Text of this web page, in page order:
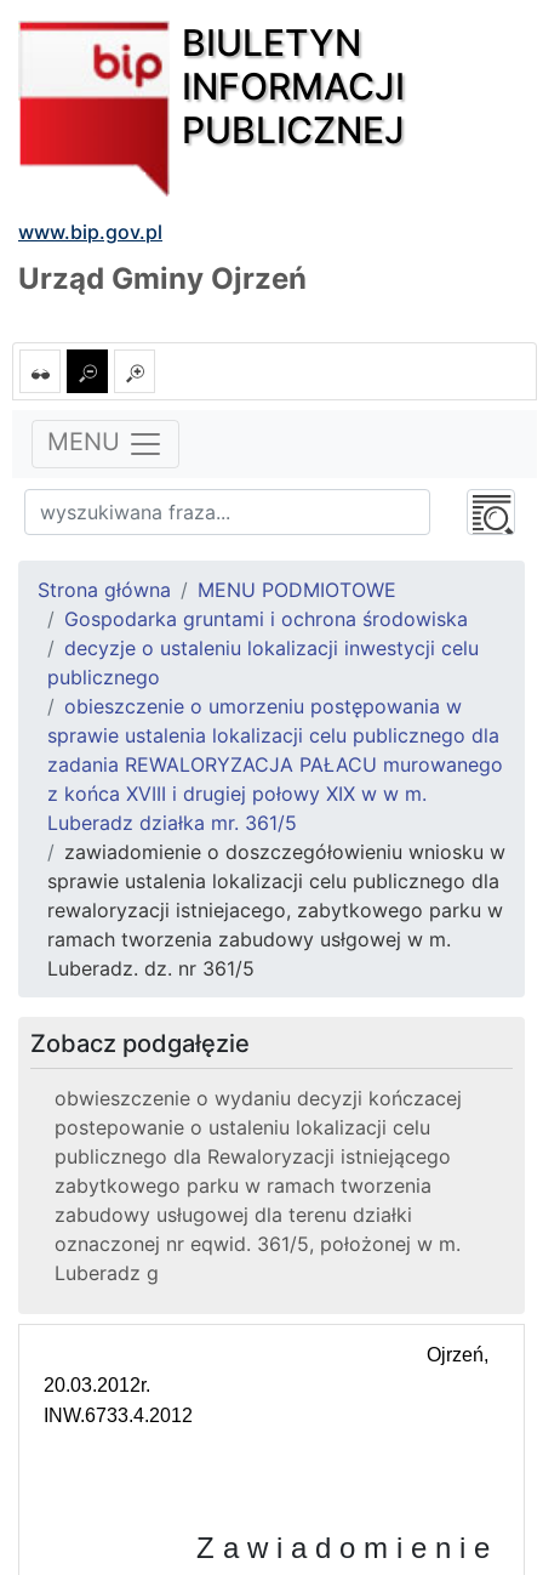
BIULETYN
INFORMACJI
PUBLICZNEJ
www.bip.gov.pl
Urząd Gminy Ojrzeń
MENU
Strona główna
MENU PODMIOTOWE
Gospodarka gruntami i ochrona środowiska
decyzje o ustaleniu lokalizacji inwestycji celu
publicznego
obieszczenie o umorzeniu postępowania w
sprawie ustalenia lokalizacji celu publicznego dla
zadania REWALORYZACJA PAŁACU murowanego
z końca XVIII i drugiej połowy XIX w w m.
Luberadz działka mr. 361/5
zawiadomienie o doszczegółowieniu wniosku w
sprawie ustalenia lokalizacji celu publicznego dla
rewaloryzacji istniejacego, zabytkowego parku w
ramach tworzenia zabudowy usłgowej w m.
Luberadz. dz. nr 361/5
Zobacz podgałęzie
obwieszczenie o wydaniu decyzji kończacej
postepowanie o ustaleniu lokalizacji celu
publicznego dla Rewaloryzacji istniejącego
zabytkowego parku w ramach tworzenia
zabudowy usługowej dla terenu działki
oznaczonej nr eqwid. 361/5, położonej w m.
Luberadz g
Ojrzeń,
20.03.2012r.
INW.6733.4.2012
Z a w i a d o m i e n i e